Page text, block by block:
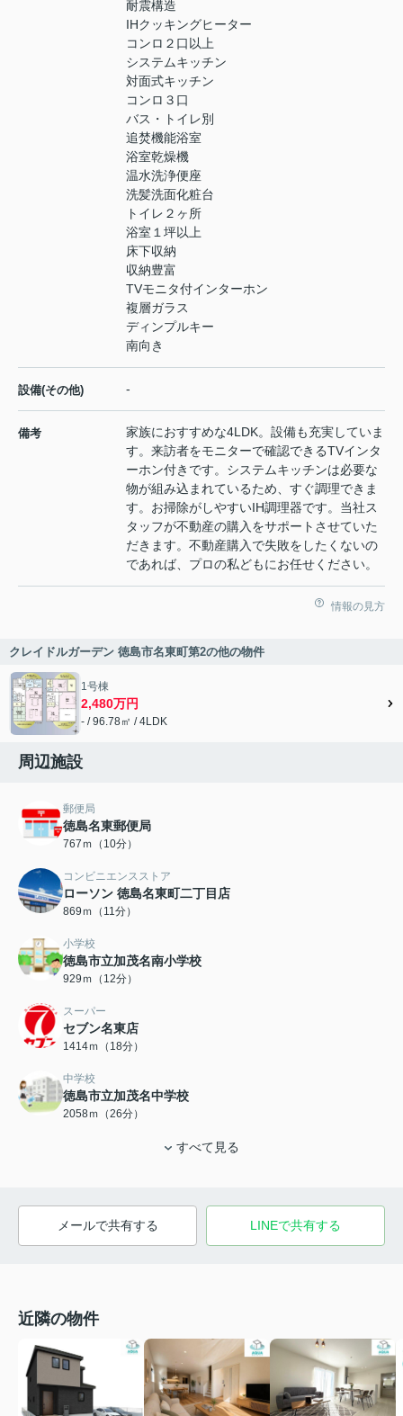
耐震構造
IHクッキングヒーター
コンロ２口以上
システムキッチン
対面式キッチン
コンロ３口
バス・トイレ別
追焚機能浴室
浴室乾燥機
温水洗浄便座
洗髪洗面化粧台
トイレ２ヶ所
浴室１坪以上
床下収納
収納豊富
TVモニタ付インターホン
複層ガラス
ディンプルキー
南向き
設備(その他) -
備考
家族におすすめな4LDK。設備も充実していま
す。来訪者をモニターで確認できるTVインタ
ーホン付きです。システムキッチンは必要な
物が組み込まれているため、すぐ調理できま
す。お掃除がしやすいIH調理器です。当社ス
タッフが不動産の購入をサポートさせていた
だきます。不動産購入で失敗をしたくないの
であれば、プロの私どもにお任せください。
情報の見方
クレイドルガーデン 徳島市名東町第2の他の物件
1号棟
2,480万円
- / 96.78㎡ / 4LDK
周辺施設
郵便局
徳島名東郵便局
767ｍ（10分）
コンビニエンスストア
ローソン 徳島名東町二丁目店
869ｍ（11分）
小学校
徳島市立加茂名南小学校
929ｍ（12分）
スーパー
セブン名東店
1414ｍ（18分）
中学校
徳島市立加茂名中学校
2058ｍ（26分）
すべて見る
メールで共有する LINEで共有する
近隣の物件